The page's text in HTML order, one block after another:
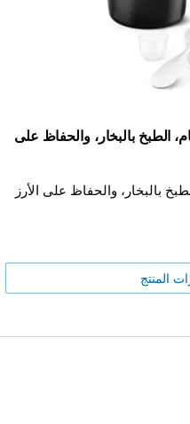
الطبخ بالبخار، والحفاظ على
الطبخ بالبخار، والحفاظ على الأرز
المنتج